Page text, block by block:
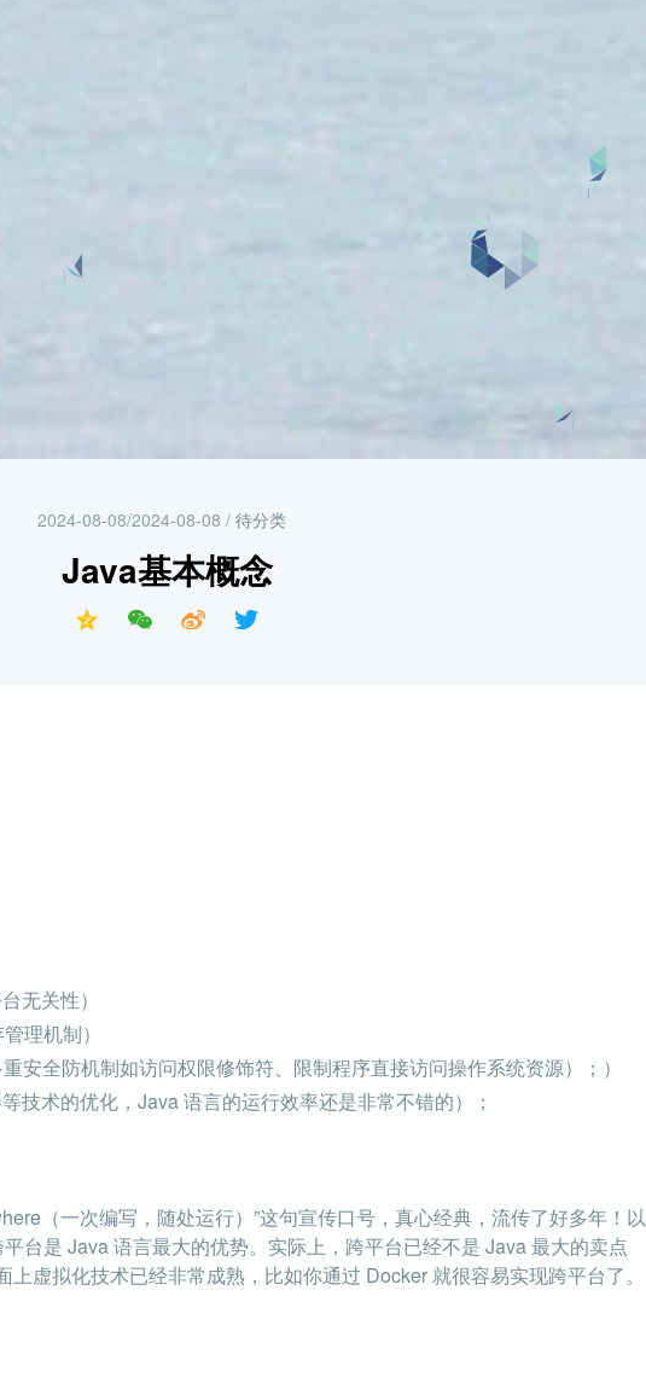
2024-08-08/2024-08-08 / 待分类
Java基本概念
无关性）
理机制）
安全防机制如访问权限修饰符、限制程序直接访问操作系统资源）；）
技术的优化，Java 语言的运行效率还是非常不错的）；
（一次编写，随处运行）”这句宣传口号，真心经典，流传了好多年！以
台是 Java 语言最大的优势。实际上，跨平台已经不是 Java 最大的卖点
虚拟化技术已经非常成熟，比如你通过 Docker 就很容易实现跨平台了。